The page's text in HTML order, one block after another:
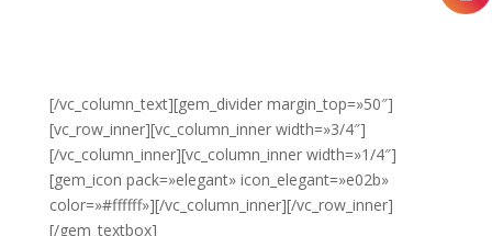
[/vc_column_text][gem_divider margin_top=»50″]
[vc_row_inner][vc_column_inner width=»3/4″]
[/vc_column_inner][vc_column_inner width=»1/4″]
[gem_icon pack=»elegant» icon_elegant=»e02b»
color=»#ffffff»][/vc_column_inner][/vc_row_inner]
[/gem_textbox]